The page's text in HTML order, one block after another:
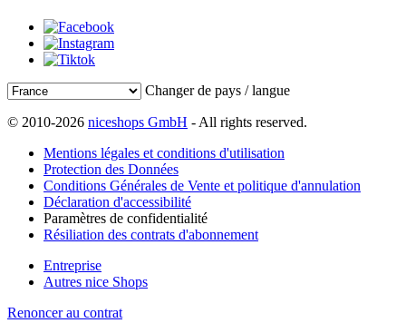
Changer de pays / langue
© 2010-2026 niceshops GmbH - All rights reserved.
Mentions légales et conditions d'utilisation
Protection des Données
Conditions Générales de Vente et politique d'annulation
Déclaration d'accessibilité
Paramètres de confidentialité
Résiliation des contrats d'abonnement
Entreprise
Autres nice Shops
Renoncer au contrat